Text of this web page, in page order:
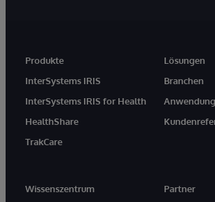
Produkte
InterSystems IRIS
InterSystems IRIS for Health
HealthShare
TrakCare
Lösungen
Branchen
Wissenszentrum
Partner